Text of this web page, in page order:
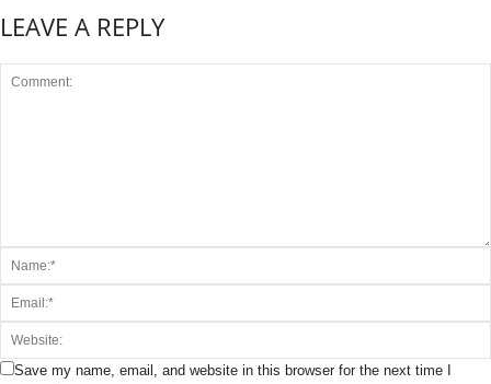
LEAVE A REPLY
Save my name, email, and website in this browser for the next time I